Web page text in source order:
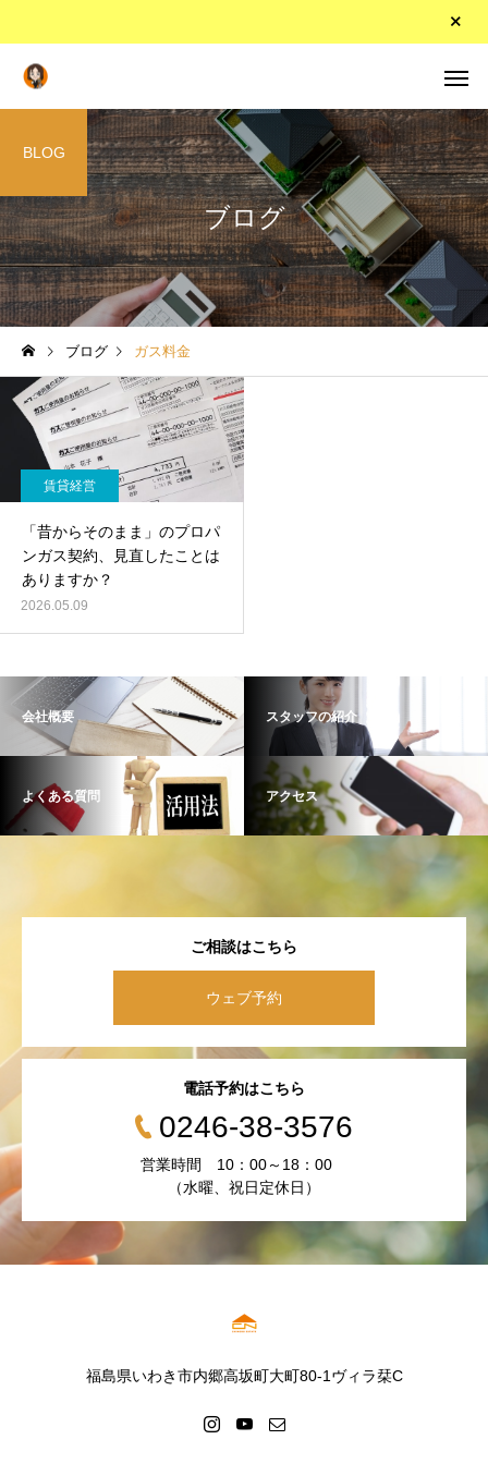
ブログ
BLOG
ブログ ガス料金
賃貸経営
「昔からそのまま」のプロパ
ンガス契約、見直したことは
ありますか？
2026.05.09
会社概要 スタッフの紹介
よくある質問 アクセス
ご相談はこちら
ウェブ予約
電話予約はこちら
0246-38-3576
営業時間 10：00～18：00
（水曜、祝日定休日）
福島県いわき市内郷高坂町大町80-1ヴィラ栞C